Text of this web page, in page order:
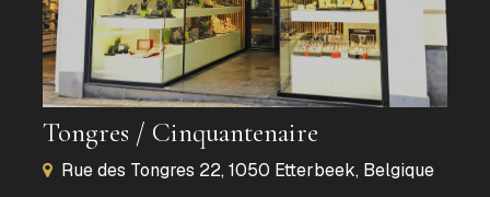
Tongres / Cinquantenaire
Rue des Tongres 22, 1050 Etterbeek, Belgique